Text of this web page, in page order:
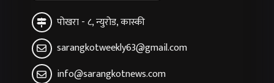
पोखरा - ८, न्युरोड, कास्की
sarangkotweekly63@gmail.com
info@sarangkotnews.com